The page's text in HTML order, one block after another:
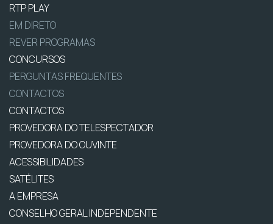
RTP PLAY
EM DIRETO
REVER PROGRAMAS
CONCURSOS
PERGUNTAS FREQUENTES
CONTACTOS
CONTACTOS
PROVEDORA DO TELESPECTADOR
PROVEDORA DO OUVINTE
ACESSIBILIDADES
SATÉLITES
A EMPRESA
CONSELHO GERAL INDEPENDENTE